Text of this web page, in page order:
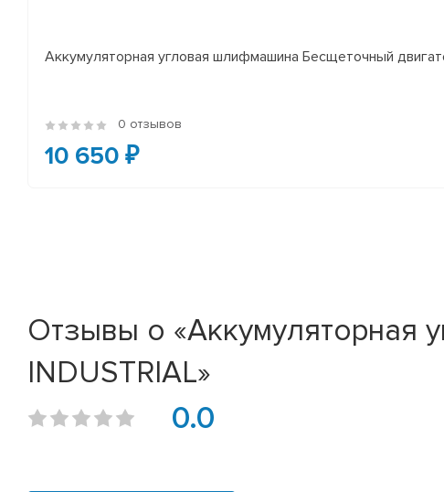
Аккумуляторная угловая шлифмашина Бесщеточный
0 отзывов
10 650 ₽
Отзывы о «Аккумуляторная
INDUSTRIAL»
0.0